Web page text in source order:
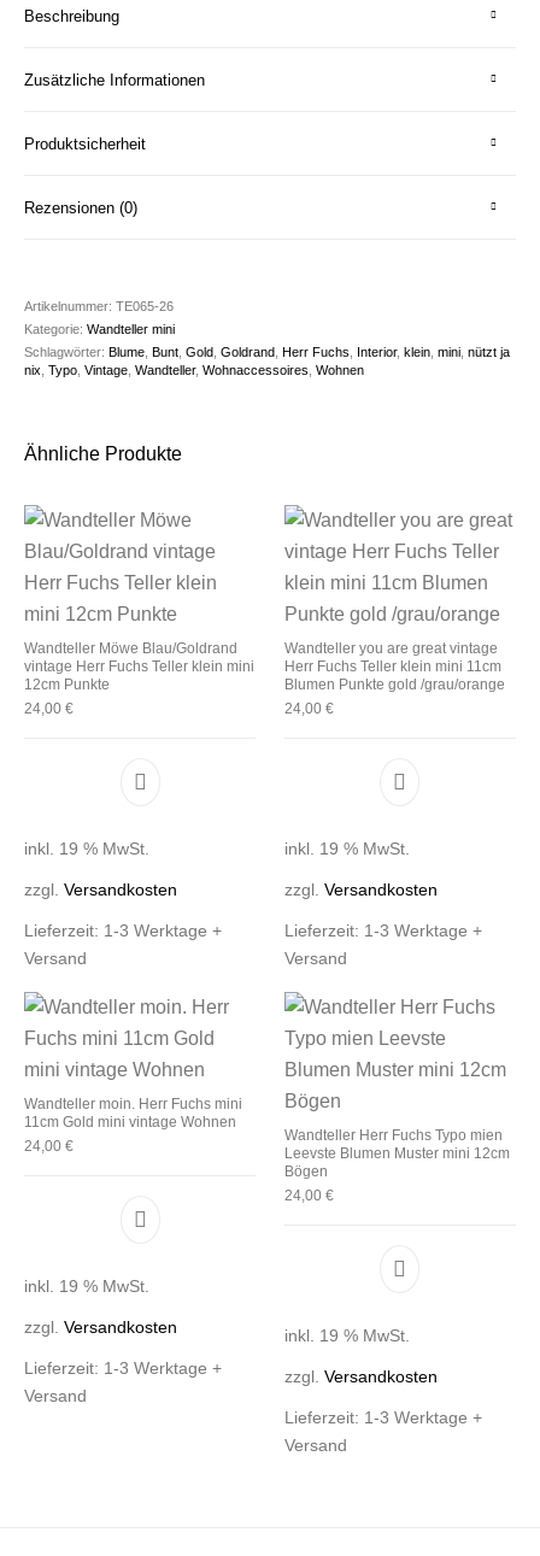
Beschreibung
Zusätzliche Informationen
Produktsicherheit
Rezensionen (0)
Artikelnummer:TE065-26
Kategorie:Wandteller mini
Schlagwörter:Blume ,Bunt ,Gold ,Goldrand ,Herr Fuchs Interior,klein ,mini ,nützt ja
nix ,Typo ,Vintage ,Wandteller,Wohnaccessoires ,Wohnen
Ähnliche Produkte
Wandteller Möwe Blau/Goldrand
vintage Herr Fuchs Teller klein mini
12cm Punkte
24,00€
inkl. 19 % MwSt.
zzgl.Versandkosten
Lieferzeit: 1-3 Werktage +
Versand
Wandteller you are great vintage
Herr Fuchs Teller klein mini 11cm
Blumen Punkte gold /grau/orange
24,00 €
inkl. 19 % MwSt.
zzgl. Versandkosten
Lieferzeit: 1-3 Werktage +
Versand
Wandteller moin. Herr Fuchs mini
11cm Gold mini vintage Wohnen
24,00€
inkl. 19 % MwSt.
zzgl.Versandkosten
Lieferzeit: 1-3 Werktage +
Versand
Wandteller Herr Fuchs Typo mien
Leevste Blumen Muster mini 12cm
Bögen
24,00 €
inkl. 19 % MwSt.
zzgl. Versandkosten
Lieferzeit: 1-3 Werktage +
Versand